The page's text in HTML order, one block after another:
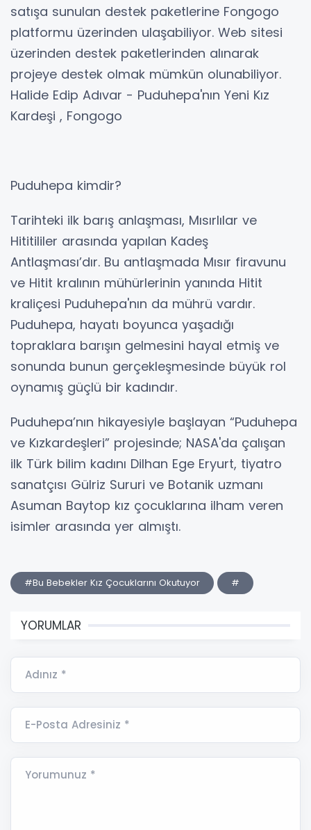
satışa sunulan destek paketlerine Fongogo
platformu üzerinden ulaşabiliyor. Web sitesi
üzerinden destek paketlerinden alınarak
projeye destek olmak mümkün olunabiliyor.
Halide Edip Adıvar - Puduhepa'nın Yeni Kız
Kardeşi , Fongogo
Puduhepa kimdir?
Tarihteki ilk barış anlaşması, Mısırlılar ve
Hititililer arasında yapılan Kadeş
Antlaşması’dır. Bu antlaşmada Mısır firavunu
ve Hitit kralının mühürlerinin yanında Hitit
kraliçesi Puduhepa'nın da mührü vardır.
Puduhepa, hayatı boyunca yaşadığı
topraklara barışın gelmesini hayal etmiş ve
sonunda bunun gerçekleşmesinde büyük rol
oynamış güçlü bir kadındır.
Puduhepa’nın hikayesiyle başlayan “Puduhepa
ve Kızkardeşleri” projesinde; NASA'da çalışan
ilk Türk bilim kadını Dilhan Ege Eryurt, tiyatro
sanatçısı Gülriz Sururi ve Botanik uzmanı
Asuman Baytop kız çocuklarına ilham veren
isimler arasında yer almıştı.
#Bu Bebekler Kız Çocuklarını Okutuyor #
YORUMLAR
Adınız *
E-Posta Adresiniz *
Yorumunuz *